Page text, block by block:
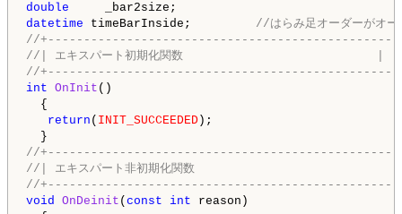
double
datetime timeBarInside; //はらみ足オーダーがオー
//
//| エキスパート初期化関数                           |
//
int OnInit ()
{
return ( INIT_SUCCEEDED );
//
//| エキスパート非初期化関数
//
void OnDeinit ( const int reason)